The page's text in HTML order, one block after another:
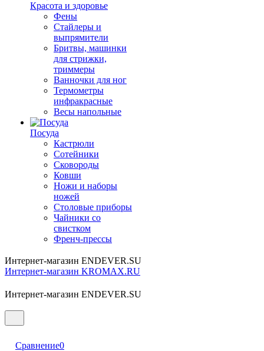
Красота и здоровье
Фены
Стайлеры и
выпрямители
Бритвы, машинки
для стрижки,
триммеры
Ванночки для ног
Термометры
инфракрасные
Весы напольные
Посуда
Кастрюли
Сотейники
Сковороды
Ковши
Ножи и наборы
ножей
Столовые приборы
Чайники со
свистком
Френч-прессы
Интернет-магазин ENDEVER.SU
Интернет-магазин KROMAX.RU
Интернет-магазин ENDEVER.SU
Сравнение0